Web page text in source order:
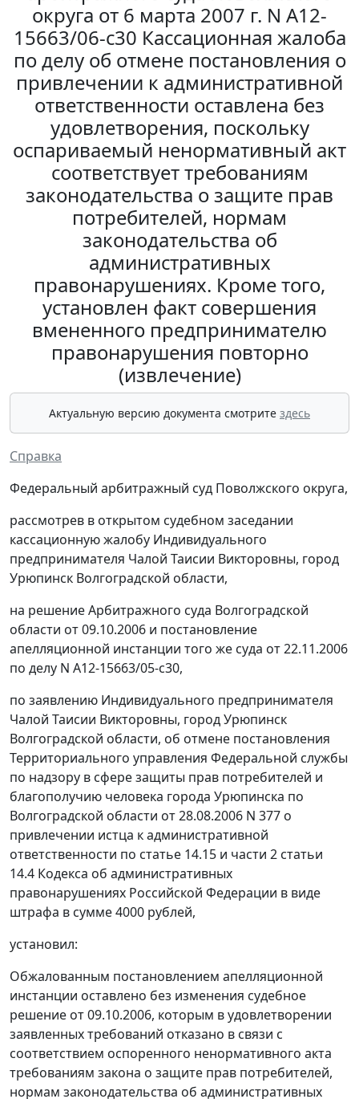
округа от 6 марта 2007 г. N А12-
15663/06-с30 Кассационная жалоба
по делу об отмене постановления о
привлечении к административной
ответственности оставлена без
удовлетворения, поскольку
оспариваемый ненормативный акт
соответствует требованиям
законодательства о защите прав
потребителей, нормам
законодательства об
административных
правонарушениях. Кроме того,
установлен факт совершения
вмененного предпринимателю
правонарушения повторно
(извлечение)
Актуальную версию документа смотрите здесь
Справка
Федеральный арбитражный суд Поволжского округа,
рассмотрев в открытом судебном заседании
кассационную жалобу Индивидуального
предпринимателя Чалой Таисии Викторовны, город
Урюпинск Волгоградской области,
на решение Арбитражного суда Волгоградской
области от 09.10.2006 и постановление
апелляционной инстанции того же суда от 22.11.2006
по делу N А12-15663/05-с30,
по заявлению Индивидуального предпринимателя
Чалой Таисии Викторовны, город Урюпинск
Волгоградской области, об отмене постановления
Территориального управления Федеральной службы
по надзору в сфере защиты прав потребителей и
благополучию человека города Урюпинска по
Волгоградской области от 28.08.2006 N 377 о
привлечении истца к административной
ответственности по статье 14.15 и части 2 статьи
14.4 Кодекса об административных
правонарушениях Российской Федерации в виде
штрафа в сумме 4000 рублей,
установил:
Обжалованным постановлением апелляционной
инстанции оставлено без изменения судебное
решение от 09.10.2006, которым в удовлетворении
заявленных требований отказано в связи с
соответствием оспоренного ненормативного акта
требованиям закона о защите прав потребителей,
нормам законодательства об административных